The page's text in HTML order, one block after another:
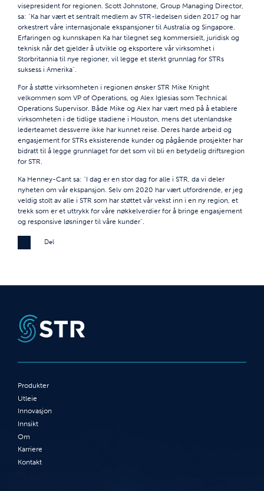
visepresident for regionen. Scott Johnstone, Group Managing Director,
sa: "Ka har vært et sentralt medlem av STR-ledelsen siden 2017 og har
orkestrert våre internasjonale ekspansjoner til Australia og Singapore.
Erfaringen og kunnskapen Ka har tilegnet seg kommersielt, juridisk og
teknisk når det gjelder å utvikle og eksportere vår virksomhet i
Storbritannia til nye regioner, vil legge et sterkt grunnlag for STRs
suksess i Amerika".
For å støtte virksomheten i regionen ønsker STR Mike Knight
velkommen som VP of Operations, og Alex Iglesias som Technical
Operations Supervisor. Både Mike og Alex har vært med på å etablere
virksomheten i de tidlige stadiene i Houston, mens det utenlandske
lederteamet dessverre ikke har kunnet reise. Deres harde arbeid og
engasjement for STRs eksisterende kunder og pågående prosjekter har
bidratt til å legge grunnlaget for det som vil bli en betydelig driftsregion
for STR.
Ka Henney-Cant sa: "I dag er en stor dag for alle i STR, da vi deler
nyheten om vår ekspansjon. Selv om 2020 har vært utfordrende, er jeg
veldig stolt av alle i STR som har støttet vår vekst inn i en ny region, et
trekk som er et uttrykk for våre nøkkelverdier for å bringe engasjement
og responsive løsninger til våre kunder".
Del
Produkter
Utleie
Innovasjon
Innsikt
Om
Karriere
Kontakt